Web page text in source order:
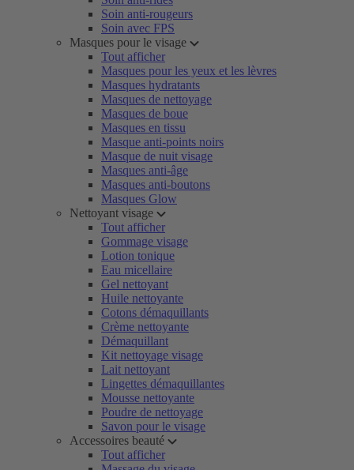
Soin anti-rougeurs
Soin avec FPS
Masques pour le visage
Tout afficher
Masques pour les yeux et les lèvres
Masques hydratants
Masques de nettoyage
Masques de boue
Masques en tissu
Masque anti-points noirs
Masque de nuit visage
Masques anti-âge
Masques anti-boutons
Masques Glow
Nettoyant visage
Tout afficher
Gommage visage
Lotion tonique
Eau micellaire
Gel nettoyant
Huile nettoyante
Cotons démaquillants
Crème nettoyante
Démaquillant
Kit nettoyage visage
Lait nettoyant
Lingettes démaquillantes
Mousse nettoyante
Poudre de nettoyage
Savon pour le visage
Accessoires beauté
Tout afficher